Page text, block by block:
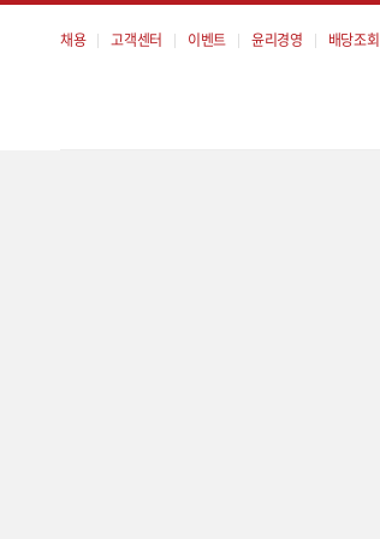
채용 고객센터 이벤트 윤리경영 배당조회